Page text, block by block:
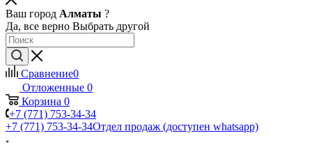
Ваш город Алматы ?
Да, все верно Выбрать другой
Сравнение0
Отложенные 0
Корзина 0
+7 (771) 753-34-34
+7 (771) 753-34-34Отдел продаж (доступен whatsapp)